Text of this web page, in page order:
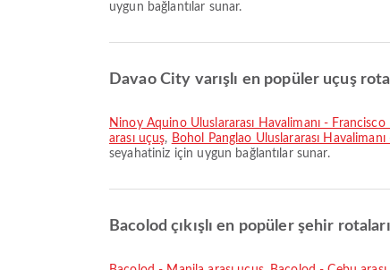
uygun bağlantılar sunar.
Davao City varışlı en popüler uçuş
Ninoy Aquino Uluslararası Havalimanı -
arası uçuş, Bohol Panglao Uluslararası
seyahatiniz için uygun bağlantılar sunar.
Bacolod çıkışlı en popüler şehir